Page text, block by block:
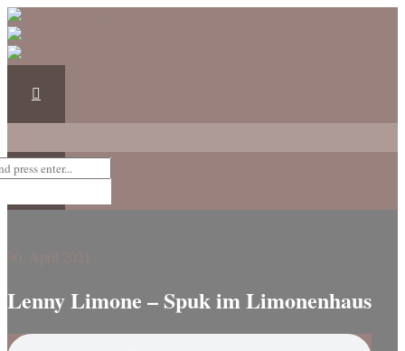
30. April 2021
Lenny Limone – Spuk im Limonenhaus